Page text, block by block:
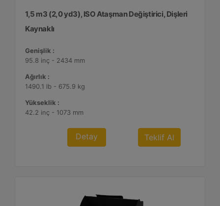
1,5 m3 (2,0 yd3), ISO Ataşman Değiştirici, Dişleri
Kaynaklı
Genişlik :
95.8 inç - 2434 mm
Ağırlık :
1490.1 lb - 675.9 kg
Yükseklik :
42.2 inç - 1073 mm
Detay Teklif Al